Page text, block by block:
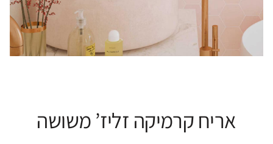
אריח קרמיקה זליז’ משושה